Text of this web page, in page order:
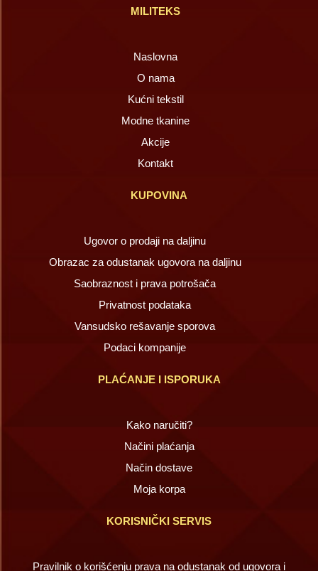
MILITEKS
Naslovna
O nama
Kućni tekstil
Modne tkanine
Akcije
Kontakt
KUPOVINA
Ugovor o prodaji na daljinu
Obrazac za odustanak ugovora na daljinu
Saobraznost i prava potrošača
Privatnost podataka
Vansudsko rešavanje sporova
Podaci kompanije
PLAĆANJE I ISPORUKA
Kako naručiti?
Načini plaćanja
Način dostave
Moja korpa
KORISNIČKI SERVIS
Pravilnik o korišćenju prava na odustanak od ugovora i